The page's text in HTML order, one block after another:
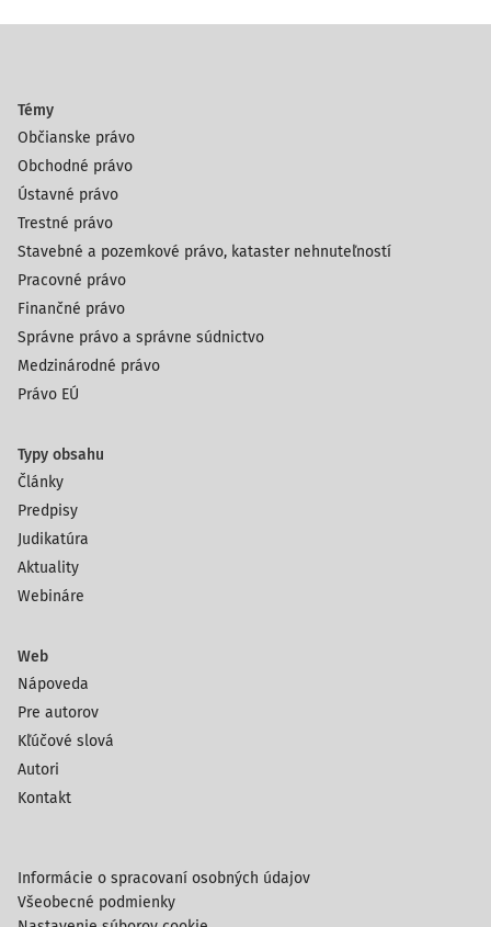
Témy
Občianske právo
Obchodné právo
Ústavné právo
Trestné právo
Stavebné a pozemkové právo, kataster nehnuteľností
Pracovné právo
Finančné právo
Správne právo a správne súdnictvo
Medzinárodné právo
Právo EÚ
Typy obsahu
Články
Predpisy
Judikatúra
Aktuality
Webináre
Web
Nápoveda
Pre autorov
Kľúčové slová
Autori
Kontakt
Informácie o spracovaní osobných údajov
Všeobecné podmienky